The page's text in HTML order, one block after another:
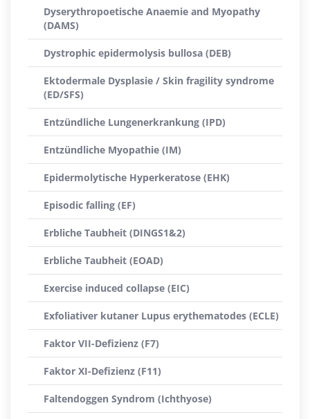
Dyserythropoetische Anaemie and Myopathy
(DAMS)
Dystrophic epidermolysis bullosa (DEB)
Ektodermale Dysplasie / Skin fragility syndrome
(ED/SFS)
Entzündliche Lungenerkrankung (IPD)
Entzündliche Myopathie (IM)
Epidermolytische Hyperkeratose (EHK)
Episodic falling (EF)
Erbliche Taubheit (DINGS1&2)
Erbliche Taubheit (EOAD)
Exercise induced collapse (EIC)
Exfoliativer kutaner Lupus erythematodes (ECLE)
Faktor VII-Defizienz (F7)
Faktor XI-Defizienz (F11)
Faltendoggen Syndrom (Ichthyose)